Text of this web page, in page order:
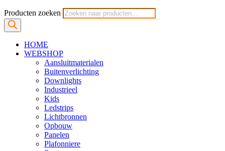
Producten zoeken
HOME
WEBSHOP
Aansluitmaterialen
Buitenverlichting
Downlights
Industrieel
Kids
Ledstrips
Lichtbronnen
Opbouw
Panelen
Plafonniere